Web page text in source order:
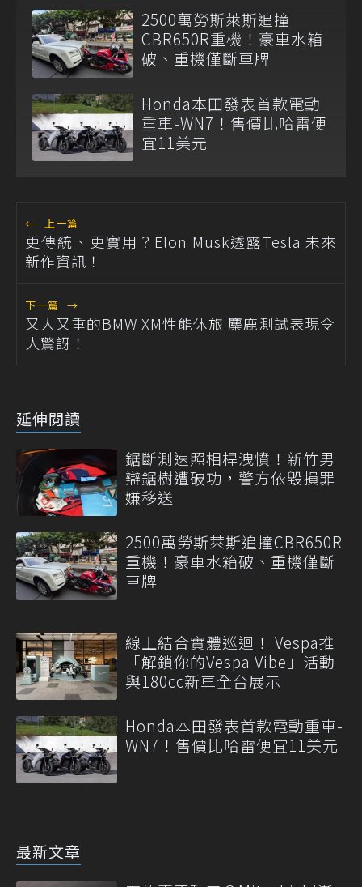
2500萬勞斯萊斯追撞
CBR650R重機！豪車水箱
破、重機僅斷車牌
Honda本田發表首款電動
重車-WN7！售價比哈雷便
宜11美元
← 上一篇
更傳統、更實用？Elon Musk透露Tesla 未來
新作資訊！
下一篇 →
又大又重的BMW XM性能休旅 麋鹿測試表現令
人驚訝！
延伸閱讀
鋸斷測速照相桿洩憤！新竹男
辯鋸樹遭破功，警方依毀損罪
嫌移送
2500萬勞斯萊斯追撞CBR650R
重機！豪車水箱破、重機僅斷
車牌
線上結合實體巡迴！ Vespa推
「解鎖你的Vespa Vibe」活動
與180cc新車全台展示
Honda本田發表首款電動重車-
WN7！售價比哈雷便宜11美元
最新文章